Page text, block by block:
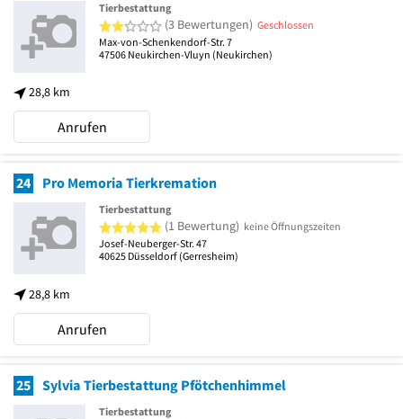
28,8 km
Tierbestattung
2 von 5 Sternen
(3 Bewertungen) Geschlossen
Max-von-Schenkendorf-Str. 7
47506 Neukirchen-Vluyn (Neukirchen)
Anrufen
24 Pro Memoria Tierkremation
28,8 km
Tierbestattung
5 von 5 Sternen
(1 Bewertung) keine Öffnungszeiten
Josef-Neuberger-Str. 47
40625 Düsseldorf (Gerresheim)
Anrufen
25 Sylvia Tierbestattung Pfötchenhimmel
Tierbestattung